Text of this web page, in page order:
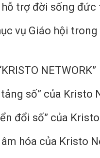
trợ đời sống đức
vụ Giáo hội
NETWORK”
số” của Kristo
đổi số” của
hóa của Kristo